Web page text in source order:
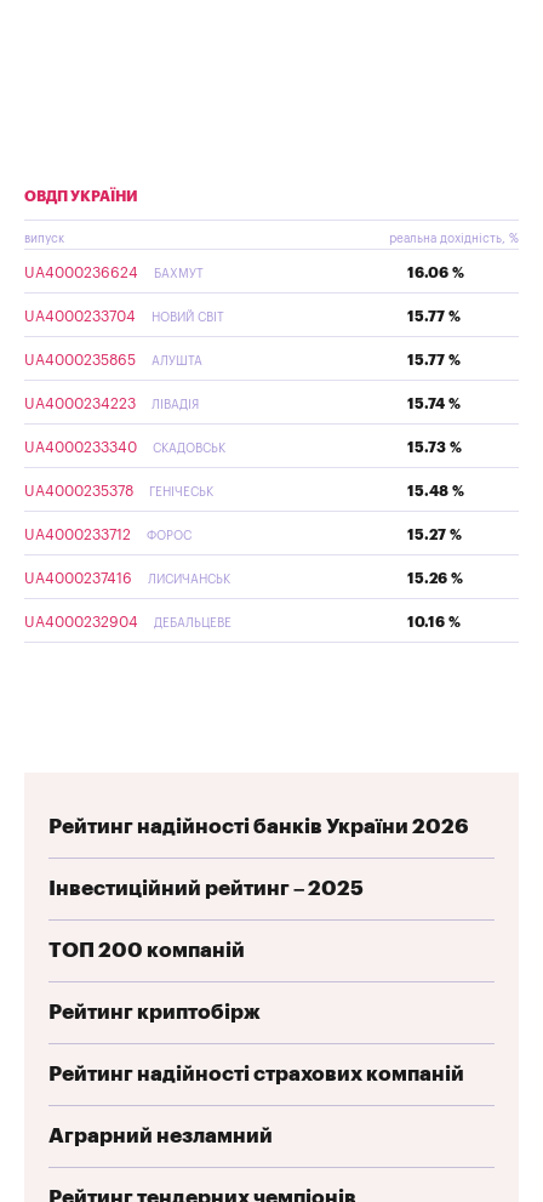
ОВДП УКРАЇНИ
випуск реальна дохідність, %
UA4000236624 БАХМУТ 16.06 %
UA4000233704 НОВИЙ СВІТ 15.77 %
UA4000235865 АЛУШТА 15.77 %
UA4000234223 ЛІВАДІЯ 15.74 %
UA4000233340 СКАДОВСЬК 15.73 %
UA4000235378 ГЕНІЧЕСЬК 15.48 %
UA4000233712 ФОРОС 15.27 %
UA4000237416 ЛИСИЧАНСЬК 15.26 %
UA4000232904 ДЕБАЛЬЦЕВЕ 10.16 %
Рейтинг надійності банків України 2026
Інвестиційний рейтинг – 2025
ТОП 200 компаній
Рейтинг криптобірж
Рейтинг надійності страхових компаній
Аграрний незламний
Рейтинг тендерних чемпіонів